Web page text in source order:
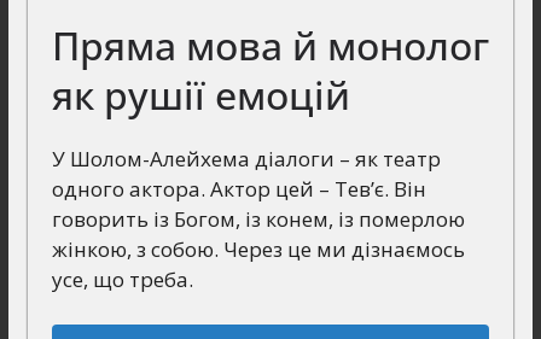
Пряма мова й монолог
як рушії емоцій
У Шолом-Алейхема діалоги – як театр
одного актора. Актор цей – Тев’є. Він
говорить із Богом, із конем, із померлою
жінкою, з собою. Через це ми дізнаємось
усе, що треба.